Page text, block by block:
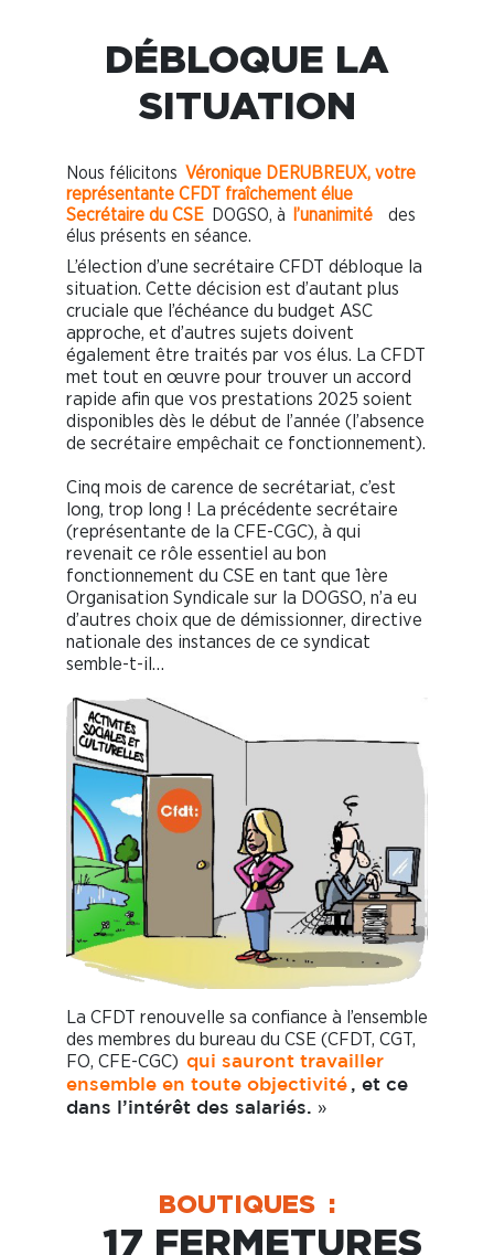
DÉBLOQUE LA
SITUATION
Nous félicitons Véronique DERUBREUX, votre
représentante CFDT fraîchement élue
Secrétaire du CSE
DOGSO, à l’unanimité
des
élus présents en séance.
L’élection d’une secrétaire CFDT débloque la
situation. Cette décision est d’autant plus
cruciale que l’échéance du budget ASC
approche, et d’autres sujets doivent
également être traités par vos élus. La CFDT
met tout en œuvre pour trouver un accord
rapide afin que vos prestations 2025 soient
disponibles dès le début de l’année (l’absence
de secrétaire empêchait ce fonctionnement).
Cinq mois de carence de secrétariat, c’est
long, trop long ! La précédente secrétaire
(représentante de la CFE-CGC), à qui
revenait ce rôle essentiel au bon
fonctionnement du CSE en tant que 1ère
Organisation Syndicale sur la DOGSO, n’a eu
d’autres choix que de démissionner, directive
nationale des instances de ce syndicat
semble-t-il…
La CFDT renouvelle sa confiance à l’ensemble
des membres du bureau du CSE (CFDT, CGT,
FO, CFE-CGC) qui sauront travailler
ensemble en toute objectivité , et ce
dans l’intérêt des salariés. »
BOUTIQUES :
17 FERMETURES